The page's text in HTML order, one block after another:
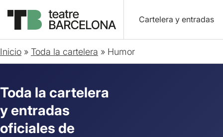
Cartelera y entradas
Inicio » Toda la cartelera » Humor
Toda la cartelera
y entradas
oficiales de